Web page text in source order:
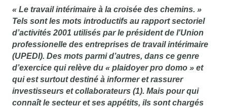
« Le travail intérimaire à la croisée des chemins. »
Tels sont les mots introductifs au rapport sectoriel
d’activités 2001 utilisés par le président de l'Union
professionelle des entreprises de travail intérimaire
(UPEDI). Des mots parmi d’autres, dans ce genre
d’exercice qui relève du « plaidoyer pro domo » et
qui est surtout destiné à informer et rassurer
investisseurs et collaborateurs (1). Mais pour qui
connaît le secteur et ses appétits, ils sont chargés